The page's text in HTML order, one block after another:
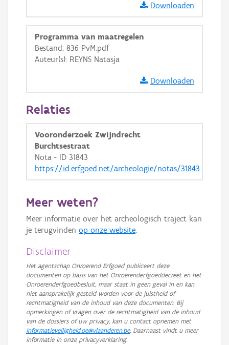
Basis Lagen
Ortho
GRB-Basiskaart
GRB-Basiskaart in grijswaarden
Downloaden
Programma van maatregelen
Bestand: 836 PvM.pdf
Auteur(s): REYNS Natasja
Downloaden
Relaties
Vooronderzoek Zwijndrecht
Burchtsestraat
Nota - ID 31843
https://id.erfgoed.net/archeologie/notas/31843
Meer weten?
Meer informatie over het archeologisch traject kan
je terugvinden op onze website.
Disclaimer
Het agentschap Onroerend Erfgoed publiceert deze
documenten op basis van het Onroerenderfgoeddecreet en het
Onroerenderfgoedbesluit, maar staat in geen geval in en kan
niet aansprakelijk gesteld worden voor de juistheid of
rechtmatigheid van de inhoud van deze documenten. Bij
opmerkingen of vragen over de rechtmatigheid van de inhoud
van de dossiers of uw privacy, kan u contact opnemen met
informatieveiligheid.oe@vlaanderen.be. Daarnaast vindt u meer
informatie in onze privacyverklaring.